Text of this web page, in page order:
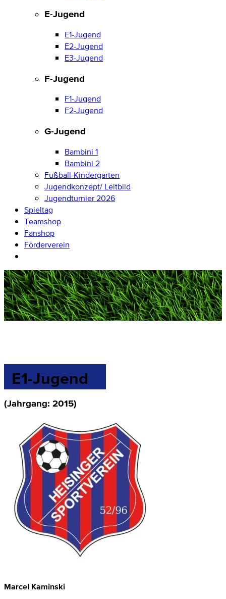
E-Jugend
E1-Jugend
E2-Jugend
E3-Jugend
F-Jugend
F1-Jugend
F2-Jugend
G-Jugend
Bambini 1
Bambini 2
Fußball-Kindergarten
Jugendkonzept/ Leitbild
Jugendturnier 2026
Spieltag
Teamshop
Fanshop
Förderverein
E1-Jugend
(Jahrgang: 2015)
Marcel Kaminski